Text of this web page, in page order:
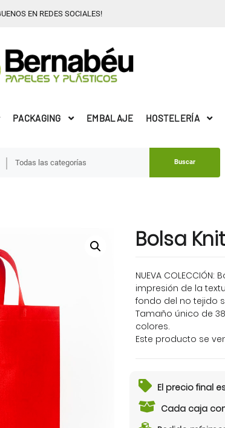
EN REDES SOCIALES!
PACKAGING EMBALAJE HOSTELERÍA
Buscar
Bolsa
NUEVA
impresión de la
fondo del no tejido
Tamaño único de
colores.
Este producto se
El precio final
Cada caja